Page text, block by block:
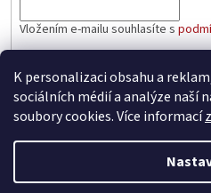
K personalizaci obsahu a
sociálních médií a analýze naší
soubory cookies. Více informací
Vložením e-mailu souhlasíte s
PŘIHLÁSIT SE